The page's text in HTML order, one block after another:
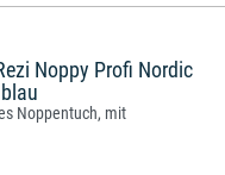
Noppy Profi Nordic
Noppentuch, mit